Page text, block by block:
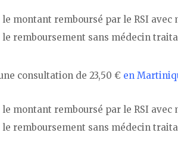
le montant remboursé par le RSI avec
le remboursement sans médecin
consultation de 23,50 € en
le montant remboursé par le RSI avec
le remboursement sans médecin